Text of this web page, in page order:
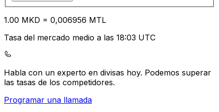
1.00 MKD = 0,006956 MTL
Tasa del mercado medio a las 18:03 UTC
Habla con un experto en divisas hoy. Podemos superar
las tasas de los competidores.
Programar una llamada